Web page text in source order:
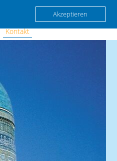
Akzeptieren
Kontakt